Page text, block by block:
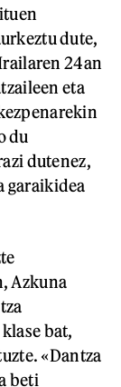
dute,
24an
eta
du
dutenez,
garaikidea
Azkuna
bat,
«Dantza
beti